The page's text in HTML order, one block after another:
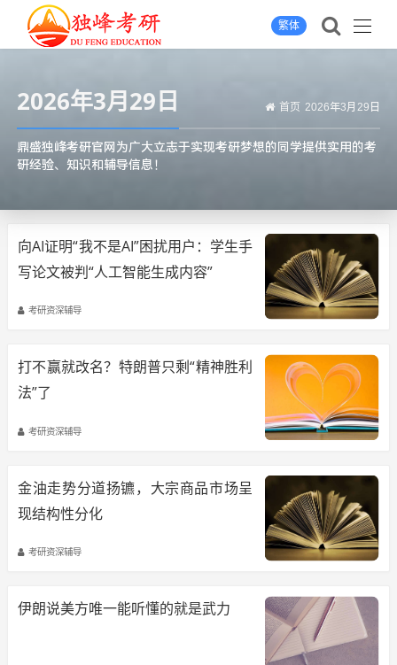
繁体
2026年3月29日 首页 2026年3月29日
鼎盛独峰考研官网为广大立志于实现考研梦想的同学提供实用的考
研经验、知识和辅导信息！
向AI证明“我不是AI”困扰用户：学生手
写论文被判“人工智能生成内容”
考研资深辅导
打不赢就改名？特朗普只剩“精神胜利
法”了
考研资深辅导
金油走势分道扬镳，大宗商品市场呈
现结构性分化
考研资深辅导
伊朗说美方唯一能听懂的就是武力